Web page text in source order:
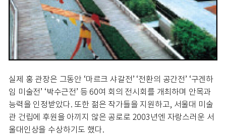
실제 홍 관장은 그동안 ‘마르크 샤갈전’ ‘전환의 공간전’ ‘구겐하
임 미술전’ ‘박수근전’ 등 60여 회의 전시회를 개최하며 안목과
능력을 인정받았다. 또한 젊은 작가들을 지원하고, 서울대 미술
관 건립에 후원을 아끼지 않은 공로로 2003년엔 자랑스러운 서
울대인상을 수상하기도 했다.